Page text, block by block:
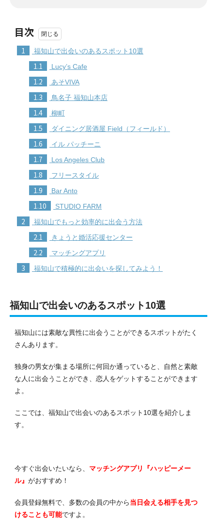
目次
1 福知山で出会いのあるスポット10選
1.1 Lucy’s Cafe
1.2 あそVIVA
1.3 鳥名子 福知山本店
1.4 柳町
1.5 ダイニング居酒屋 Field（フィールド）
1.6 イル パッチーニ
1.7 Los Angeles Club
1.8 フリースタイル
1.9 Bar Anto
1.10 STUDIO FARM
2 福知山でもっと効率的に出会う方法
2.1 きょうと婚活応援センター
2.2 マッチングアプリ
3 福知山で積極的に出会いを探してみよう！
福知山で出会いのあるスポット10選
福知山には素敵な異性に出会うことができるスポットがたく
さんあります。
独身の男女が集まる場所に何回か通っていると、自然と素敵
な人に出会うことができ、恋人をゲットすることができます
よ。
ここでは、福知山で出会いのあるスポット10選を紹介しま
す。
今すぐ出会いたいなら、 マッチングアプリ『ハッピーメー
ル』 がおすすめ！
会員登録無料で、多数の会員の中から当日会える相手を見つ
けることも可能ですよ。